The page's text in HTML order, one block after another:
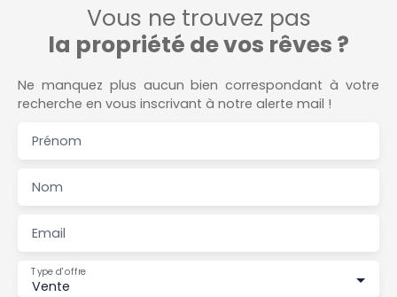
Vous ne trouvez pas
la propriété de vos rêves ?
Ne manquez plus aucun bien correspondant à votre
recherche en vous inscrivant à notre alerte mail !
Prénom
Nom
Email
Vente
Type d'offre